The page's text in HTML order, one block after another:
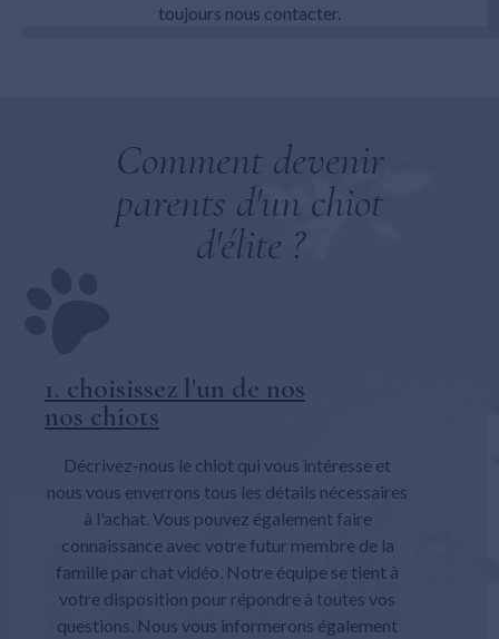
toujours nous contacter.
Comment devenir
parents d'un chiot
d'élite ?
1. choisissez l'un de nos
nos chiots
Décrivez-nous le chiot qui vous intéresse et
nous vous enverrons tous les détails nécessaires
à l'achat. Vous pouvez également faire
connaissance avec votre futur membre de la
famille par chat vidéo. Notre équipe se tient à
votre disposition pour répondre à toutes vos
questions. Nous vous informerons également